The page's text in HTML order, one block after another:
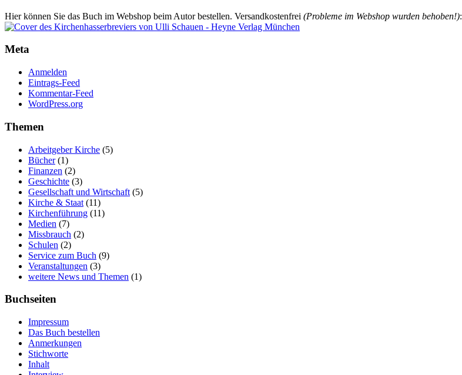
Hier können Sie das Buch im Webshop beim Autor bestellen. Versandkostenfrei (Probleme im Webshop wurden behoben!):
Meta
Anmelden
Eintrags-Feed
Kommentar-Feed
WordPress.org
Themen
Arbeitgeber Kirche (5)
Bücher(1)
Finanzen (2)
Geschichte (3)
Gesellschaft und Wirtschaft (5)
Kirche & Staat (11)
Kirchenführung (11)
Medien (7)
Missbrauch (2)
Schulen (2)
Service zum Buch (9)
Veranstaltungen (3)
weitere News und Themen (1)
Buchseiten
Impressum
Das Buch bestellen
Anmerkungen
Stichworte
Inhalt